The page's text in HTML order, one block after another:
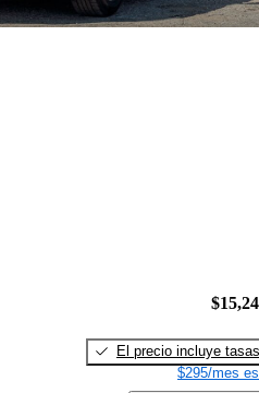
El precio incluye tasas
$295/mes